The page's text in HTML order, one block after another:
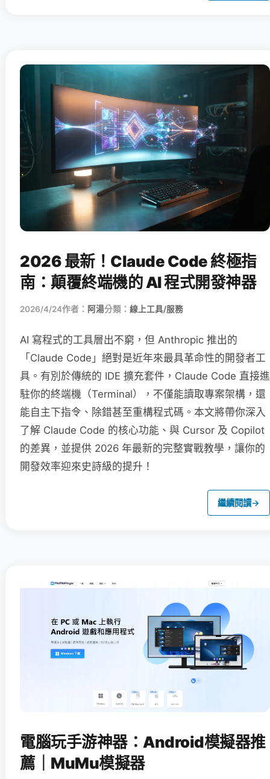
2026 最新！Claude Code 終極指
南：顛覆終端機的 AI 程式開發神器
2026/4/24作者： 阿湯分類： 線上工具/服務
AI 寫程式的工具層出不窮，但 Anthropic 推出的
「Claude Code」絕對是近年來最具革命性的開發者工
具。有別於傳統的 IDE 擴充套件，Claude Code 直接進
駐你的終端機（Terminal），不僅能讀取專案架構，還
能自主下指令、除錯甚至重構程式碼。本文將帶你深入
了解 Claude Code 的核心功能、與 Cursor 及 Copilot
的差異，並提供 2026 年最新的完整實戰教學，讓你的
開發效率迎來史詩級的提升！
繼續閱讀→
電腦玩手游神器：Android模擬器推
薦｜MuMu模擬器